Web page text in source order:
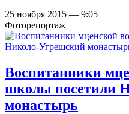
25 ноября 2015 — 9:05
Фоторепортаж
Воспитанники
школы посетили
монастырь